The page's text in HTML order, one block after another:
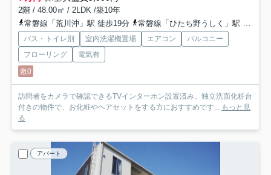
2階 / 48.00㎡ / 2LDK /築10年
常磐線「荒川沖」駅 徒歩19分
常磐線「ひたち野うしく」駅 徒歩49分
バス・トイレ別 室内洗濯機置場 エアコン
バルコニー
フローリング
電気有
敷0
訪問者をカメラで確認できるTVインターホン設置済み。独立洗面化粧台
付きの物件で、お化粧やヘアセットをする方におすすめです... もっと見
る
アパート